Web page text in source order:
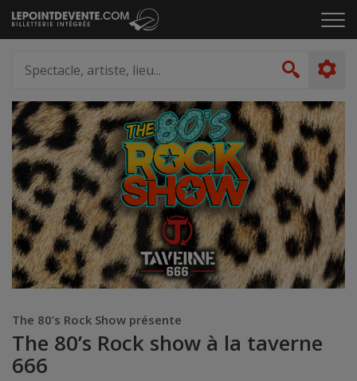
Passer
au
le
artiste,
lieu...
The 80’s Rock Show présente
The 80’s Rock show à la taverne
666